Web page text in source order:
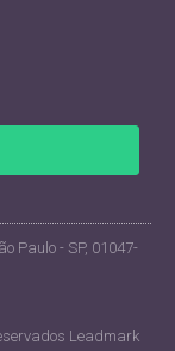
Paulo - SP, 01047-
Leadmark